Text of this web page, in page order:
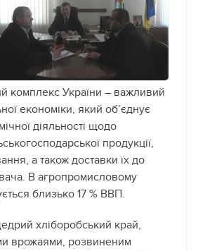
комплекс України – важливий
економіки, який об’єднує
діяльності щодо
продукції,
а також доставки їх до
В агропромисловому
близько 17 % ВВП.
хліборобський край,
врожаями, розвиненим